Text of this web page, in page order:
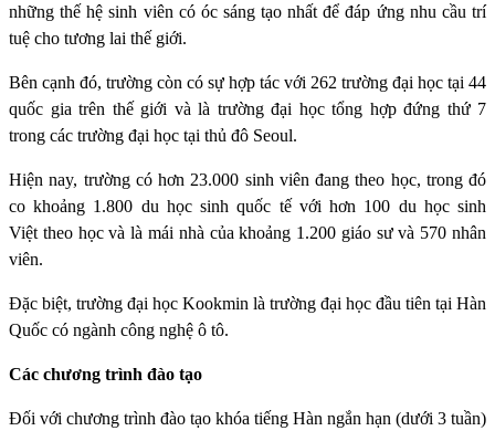
những thế hệ sinh viên có óc sáng tạo nhất để đáp ứng nhu cầu trí
tuệ cho tương lai thế giới.
Bên cạnh đó, trường còn có sự hợp tác với 262 trường đại học tại 44
quốc gia trên thế giới và là trường đại học tổng hợp đứng thứ 7
trong các trường đại học tại thủ đô Seoul.
Hiện nay, trường có hơn 23.000 sinh viên đang theo học, trong đó
co khoảng 1.800 du học sinh quốc tế với hơn 100 du học sinh
Việt theo học và là mái nhà của khoảng 1.200 giáo sư và 570 nhân
viên.
Đặc biệt, trường đại học Kookmin là trường đại học đầu tiên tại Hàn
Quốc có ngành công nghệ ô tô.
Các chương trình đào tạo
Đối với chương trình đào tạo khóa tiếng Hàn ngắn hạn (dưới 3 tuần)